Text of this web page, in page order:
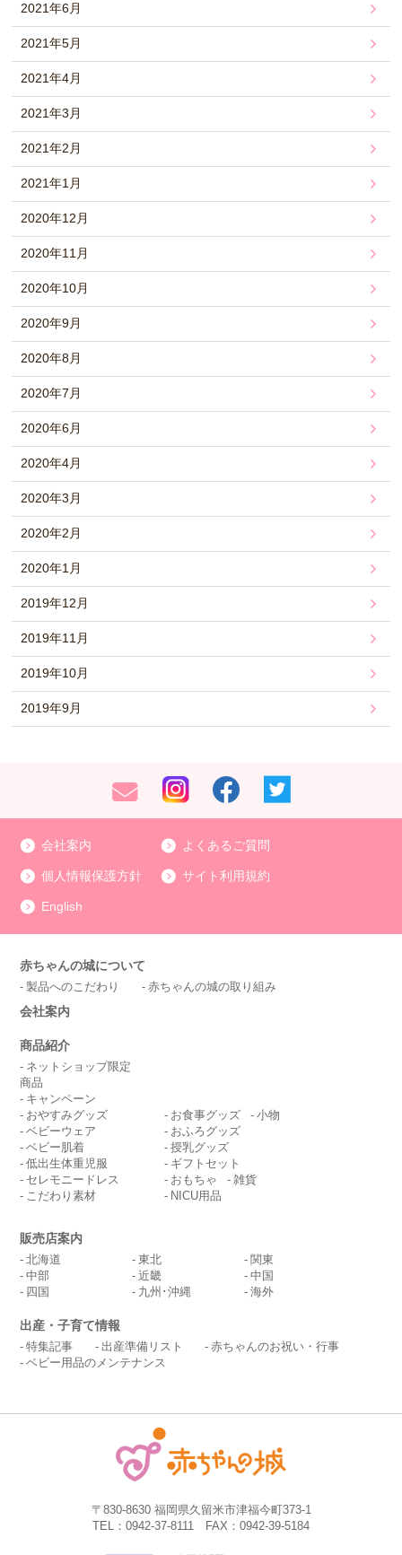
2021年6月
2021年5月
2021年4月
2021年3月
2021年2月
2021年1月
2020年12月
2020年11月
2020年10月
2020年9月
2020年8月
2020年7月
2020年6月
2020年4月
2020年3月
2020年2月
2020年1月
2019年12月
2019年11月
2019年10月
2019年9月
会社案内 よくあるご質問
個人情報保護方針 サイト利用規約
English
赤ちゃんの城について
製品へのこだわり 赤ちゃんの城の取り組み
会社案内
商品紹介
ネットショップ限定
商品
キャンペーン
おやすみグッズ
ベビーウェア
ベビー肌着
低出生体重児服
セレモニードレス
こだわり素材
お食事グッズ
小物
おふろグッズ
授乳グッズ
ギフトセット
おもちゃ
雑貨
NICU用品
販売店案内
北海道 東北
関東
中部
近畿
中国
四国
九州･沖縄 海外
出産・子育て情報
特集記事 出産準備リスト
赤ちゃんのお祝い・行事
ベビー用品のメンテナンス
〒830-8630 福岡県久留米市津福今町373-1
TEL：0942-37-8111 FAX：0942-39-5184